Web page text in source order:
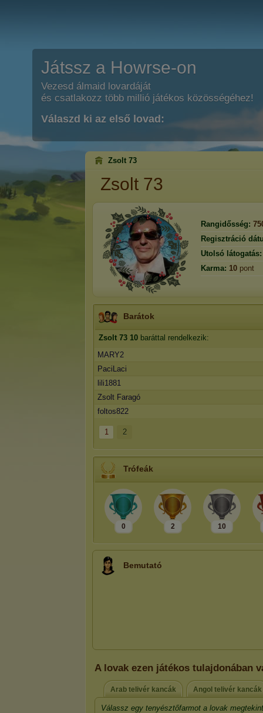
Játssz a Howrse-on
Vezesd álmaid lovardáját
és csatlakozz több millió játékos közösségéhez!
Válaszd ki az első lovad:
Zsolt 73
Zsolt 73
Rangidősség:
Regisztráció
Utolsó látogatás:
Karma: 10 pont
Barátok
Zsolt 73 10 baráttal rendelkezik:
MARY2
PaciLaci
lili1881
Zsolt Faragó
foltos822
1 2
Trófeák
0 2 10
Bemutató
A lovak ezen játékos tulajdonában
Arab telivér kancák Angol telivér kancák
Válassz egy tenyésztőfarmot a lovak